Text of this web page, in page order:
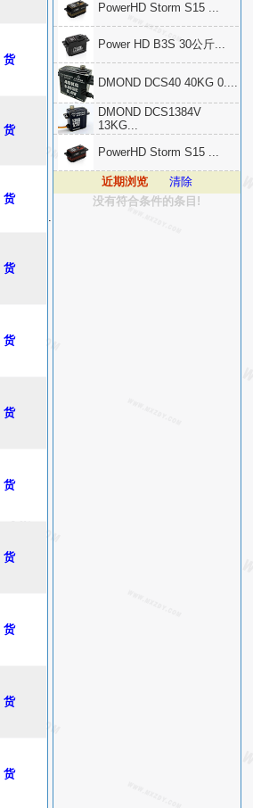
.
PowerHD Storm S15 ...
Power HD B3S 30公斤...
DMOND DCS40 40KG 0....
DMOND DCS1384V
13KG...
PowerHD Storm S15 ...
近期浏览
清除
没有符合条件的条目!